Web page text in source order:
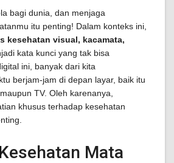
bagi dunia, dan menjaga
itu penting! Dalam konteks ini,
kesehatan visual, kacamata,
kata kunci yang tak bisa
ini, banyak dari kita
berjam-jam di depan layar, baik itu
TV. Oleh karenanya,
khusus terhadap kesehatan
Mata